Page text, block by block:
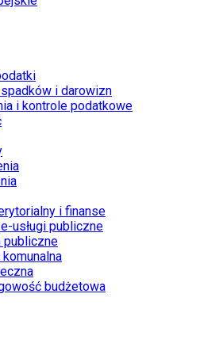
i darowizn
i kontrole podatkowe
i finanse
usługi publiczne
publiczne
budżetowa